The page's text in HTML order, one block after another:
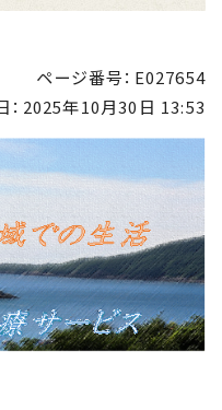
ページ番号：E027654
2025年10月30日 13:53